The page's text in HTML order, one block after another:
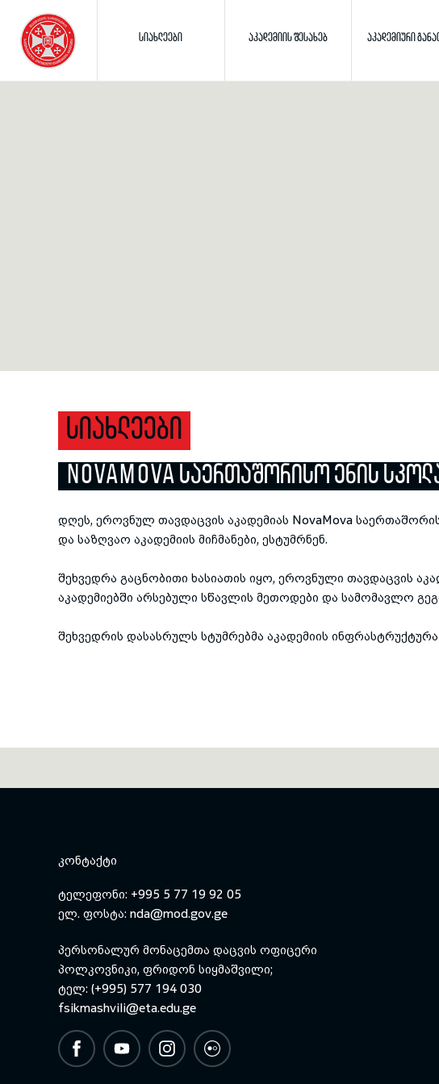
ᲡᲘᲐᲮᲚᲔᲔᲑᲘ ᲐᲙᲐᲓᲔᲛᲘᲘᲡ ᲨᲔᲡᲐᲮᲔᲑ ᲐᲙᲐᲓᲔᲛᲘᲣᲠᲘ
ᲡᲘᲐᲮᲚᲔᲔᲑᲘ
NOVAMOVA ᲡᲐᲔᲠᲗᲐᲨᲝᲠᲘᲡᲝ ᲔᲜᲘᲡ
დღეს, ეროვნულ თავდაცვის აკადემიას NovaMova
და საზღვაო აკადემიის მიჩმანები, ესტუმრნენ.
შეხვედრა გაცნობითი ხასიათის იყო, ეროვნული თავდაცვის
აკადემიებში არსებული სწავლის მეთოდები და სამომავლო
შეხვედრის დასასრულს სტუმრებმა აკადემიის Previous
ᲙᲝᲜᲢᲐᲥᲢᲘ
ტელეფონი: +995 5 77 19 92 05
ელ. ფოსტა: nda@mod.gov.ge
პერსონალურ მონაცემთა დაცვის ოფიცერი
პოლკოვნიკი, ფრიდონ სიყმაშვილი;
ტელ: (+995) 577 194 030
fsikmashvili@eta.edu.ge